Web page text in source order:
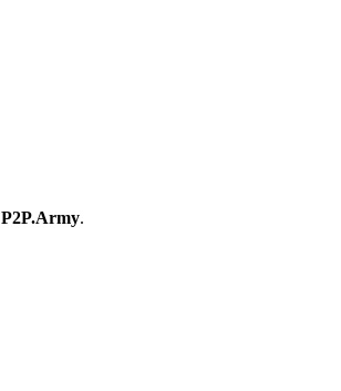
P2P.Army.